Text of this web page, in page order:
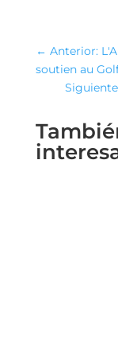
← Anterior:
soutien au